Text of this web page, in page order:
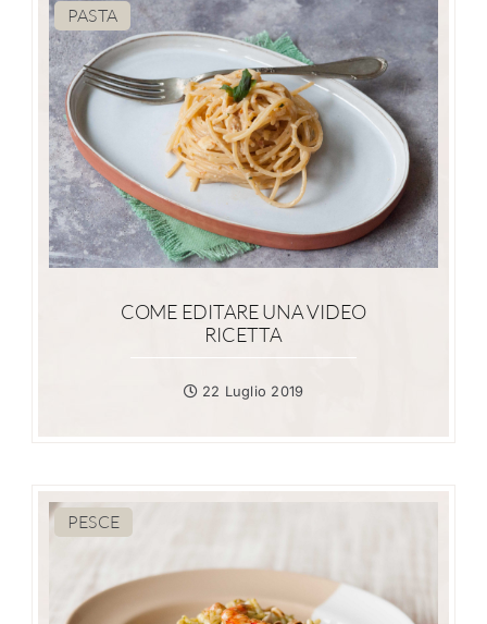
PASTA
COME EDITARE UNA VIDEO
RICETTA
22 Luglio 2019
PESCE